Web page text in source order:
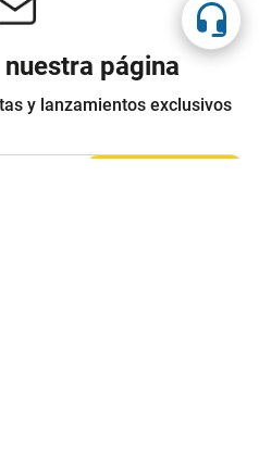
página
y lanzamientos exclusivos